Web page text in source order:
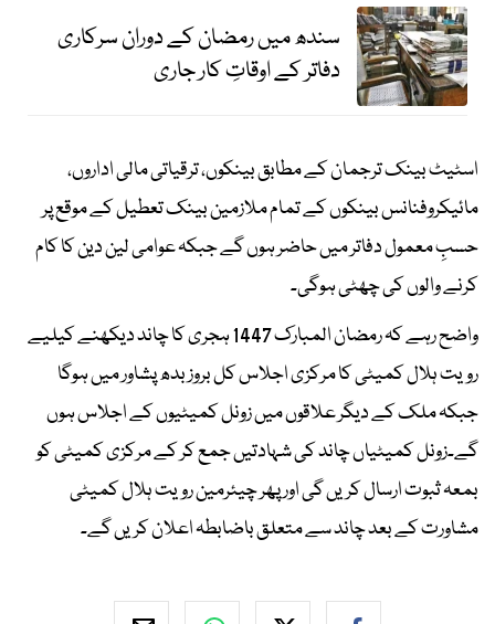
سندھ میں رمضان کے دوران سرکاری
دفاتر کے اوقاتِ کار جاری
اسٹیٹ بینک ترجمان کے مطابق بینکوں، ترقیاتی مالی اداروں،
مائیکروفنانس بینکوں کے تمام ملازمین بینک تعطیل کے موقع پر
حسبِ معمول دفاتر میں حاضر ہوں گے جبکہ عوامی لین دین کا کام
کرنے والوں کی چھٹی ہوگی۔
واضح رہے کہ رمضان المبارک 1447 ہجری کا چاند دیکھنے کیلیے
رویت ہلال کمیٹی کا مرکزی اجلاس کل بروز بدھ پشاور میں ہوگا
جبکہ ملک کے دیگر علاقوں میں زونل کمیٹیوں کے اجلاس ہوں
گے۔زونل کمیٹیاں چاند کی شہادتیں جمع کر کے مرکزی کمیٹی کو
بمعہ ثبوت ارسال کریں گی اور پھر چیئرمین رویت ہلال کمیٹی
مشاورت کے بعد چاند سے متعلق باضابطہ اعلان کریں گے۔